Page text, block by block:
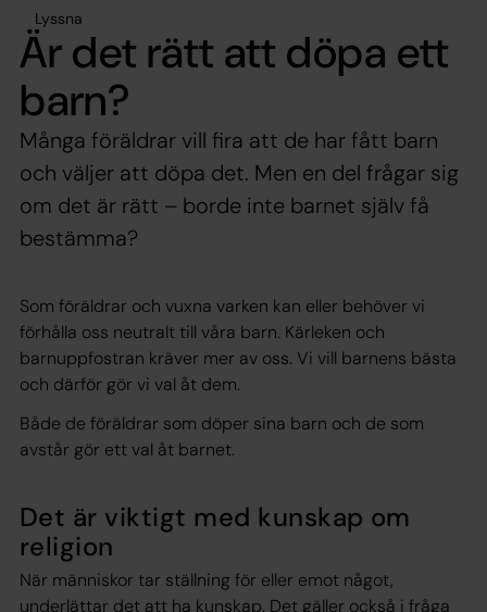
Lyssna
Är det rätt att döpa ett
barn?
Många föräldrar vill fira att de har fått barn
och väljer att döpa det. Men en del frågar sig
om det är rätt – borde inte barnet själv få
bestämma?
Som föräldrar och vuxna varken kan eller behöver vi
förhålla oss neutralt till våra barn. Kärleken och
barnuppfostran kräver mer av oss. Vi vill barnens bästa
och därför gör vi val åt dem.
Både de föräldrar som döper sina barn och de som
avstår gör ett val åt barnet.
Det är viktigt med kunskap om
religion
När människor tar ställning för eller emot något,
underlättar det att ha kunskap. Det gäller också i fråga